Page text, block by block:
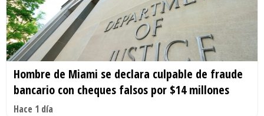
Hombre de Miami se declara culpable de fraude
bancario con cheques falsos por $14 millones
Hace 1 día